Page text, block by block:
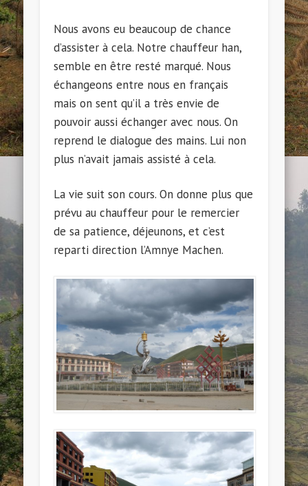
Nous avons eu beaucoup de chance
d’assister à cela. Notre chauffeur han,
semble en être resté marqué. Nous
échangeons entre nous en français
mais on sent qu’il a très envie de
pouvoir aussi échanger avec nous. On
reprend le dialogue des mains. Lui non
plus n’avait jamais assisté à cela.
La vie suit son cours. On donne plus que
prévu au chauffeur pour le remercier
de sa patience, déjeunons, et c’est
reparti direction l’Amnye Machen.